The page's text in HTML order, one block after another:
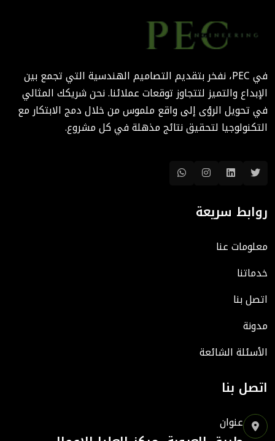
الهندسة الرقمية في المشاريع
August 02, 2025 12:46 PM
في PEC، نفخر بتقديم التصاميم الهندسية التي تجمع بين
الإبداع والتميز لتتجاوز توقعات عملائنا. نحن شريكك المثالي
في تحويل الرؤى إلى واقع ملموس من خلال دمج الابتكار مع
التكنولوجيا لتحقيق نتائج مذهلة في كل مشروع.
روابط سريعة
معلومات عنا
خدماتنا
اتصل بنا
مدونة
الأسئلة الشائعة
اتصل بنا
عنوان